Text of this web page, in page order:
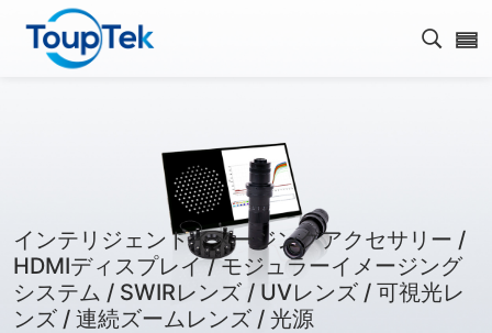
検索
インテリジェントイメージングアクセサリー /
HDMIディスプレイ / モジュラーイメージング
システム / SWIRレンズ / UVレンズ / 可視光レ
ンズ / 連続ズームレンズ / 光源